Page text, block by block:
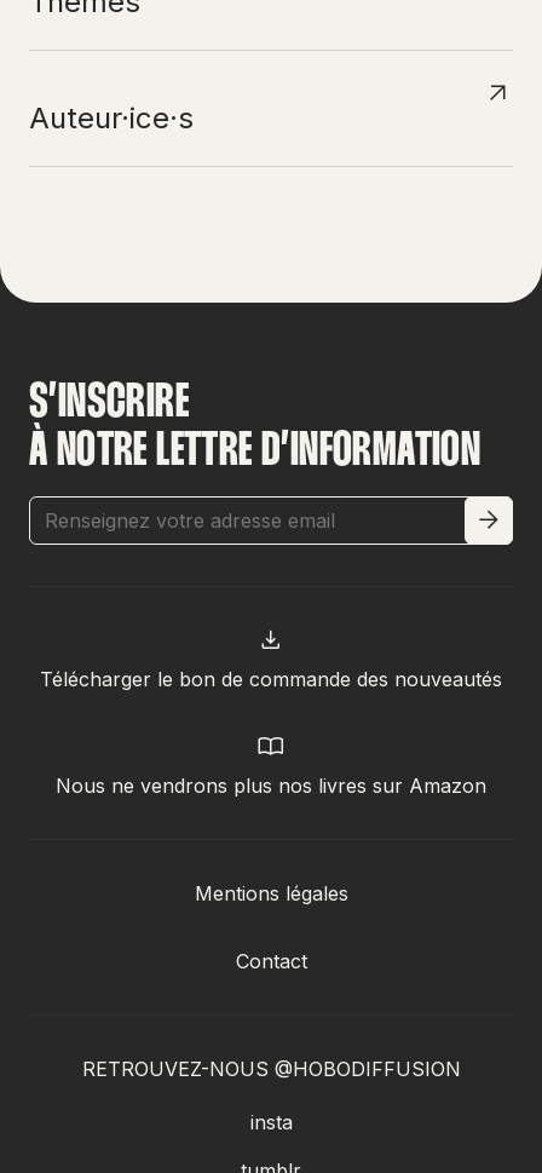
Auteur·ice·s
S’INSCRIRE
À NOTRE LETTRE D’INFORMATION
Télécharger le bon de commande des nouveautés
Nous ne vendrons plus nos livres sur Amazon
Mentions légales
Contact
RETROUVEZ-NOUS @HOBODIFFUSION
insta